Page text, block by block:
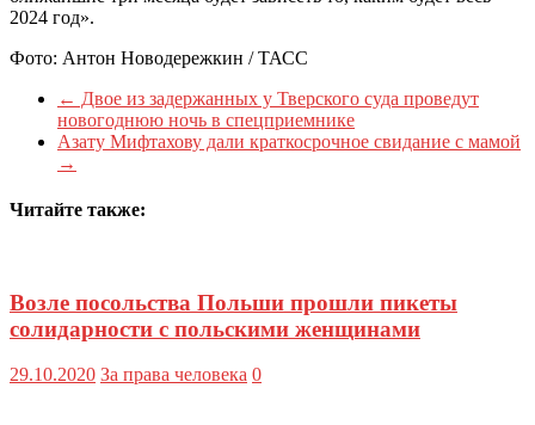
2024 год».
Фото: Антон Новодережкин / ТАСС
← Двое из задержанных у Тверского суда проведут
новогоднюю ночь в спецприемнике
Азату Мифтахову дали краткосрочное свидание с мамой
→
Читайте также:
Возле посольства Польши прошли пикеты
солидарности с польскими женщинами
29.10.2020 За права человека 0